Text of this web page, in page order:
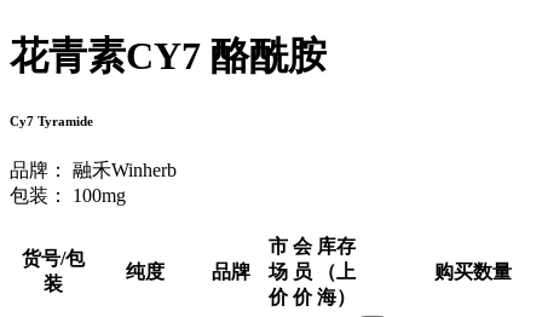
花青素CY7 酪酰胺
Cy7 Tyramide
品牌：
融禾Winherb
包装：
100mg
货号/包
装
纯度 品牌
市
场
价
会
员
价
库存
（上
海）
购买数量